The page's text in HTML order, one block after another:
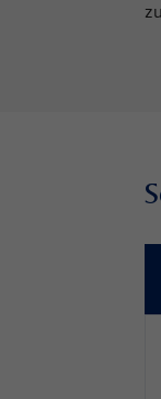
zu